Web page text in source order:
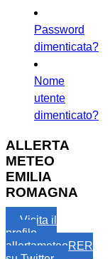
Password
dimenticata?
Nome
utente
dimenticato?
ALLERTA
METEO
EMILIA
ROMAGNA
Visita il
profilo
allertameteoRER